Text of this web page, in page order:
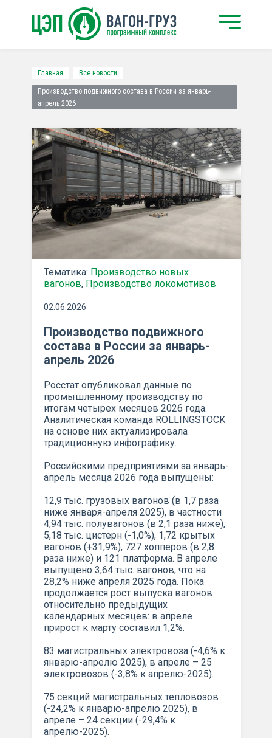
Главная Все новости
Производство подвижного состава в России за январь-
апрель 2026
Тематика: Производство новых
вагонов, Производство локомотивов
02.06.2026
Производство подвижного
состава в России за январь-
апрель 2026
Росстат опубликовал данные по
промышленному производству по
итогам четырех месяцев 2026 года.
Аналитическая команда ROLLINGSTOCK
на основе них актуализировала
традиционную инфографику.
Российскими предприятиями за январь-
апрель месяца 2026 года выпущены:
12,9 тыс. грузовых вагонов (в 1,7 раза
ниже января-апреля 2025), в частности
4,94 тыс. полувагонов (в 2,1 раза ниже),
5,18 тыс. цистерн (-1,0%), 1,72 крытых
вагонов (+31,9%), 727 хопперов (в 2,8
раза ниже) и 121 платформа. В апреле
выпущено 3,64 тыс. вагонов, что на
28,2% ниже апреля 2025 года. Пока
продолжается рост выпуска вагонов
относительно предыдущих
календарных месяцев: в апреле
прирост к марту составил 1,2%.
83 магистральных электровоза (-4,6% к
январю-апрелю 2025), в апреле – 25
электровозов (-3,8% к апрелю-2025).
75 секций магистральных тепловозов
(-24,2% к январю-апрелю 2025), в
апреле – 24 секции (-29,4% к
апрелю-2025).